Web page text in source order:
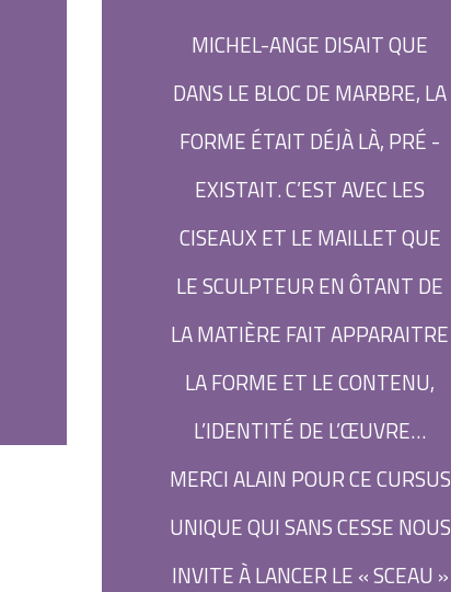
MICHEL-ANGE DISAIT QUE
DANS LE BLOC DE MARBRE, LA
FORME ÉTAIT DÉJÀ LÀ, PRÉ -
EXISTAIT. C’EST AVEC LES
CISEAUX ET LE MAILLET QUE
LE SCULPTEUR EN ÔTANT DE
LA MATIÈRE FAIT APPARAITRE
LA FORME ET LE CONTENU,
L’IDENTITÉ DE L’ŒUVRE…
MERCI ALAIN POUR CE CURSUS
UNIQUE QUI SANS CESSE NOUS
INVITE À LANCER LE « SCEAU »